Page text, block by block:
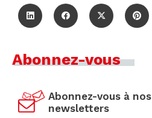
Abonnez-vous
Abonnez-vous à nos
newsletters